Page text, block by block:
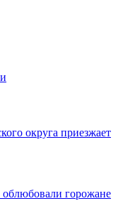
округа приезжает
горожане